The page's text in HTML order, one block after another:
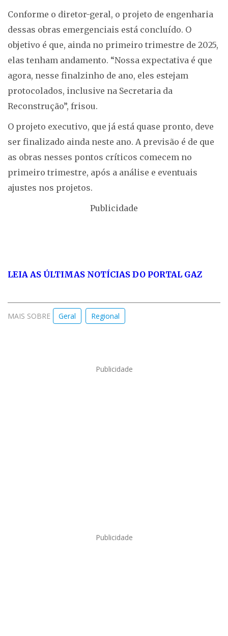
Conforme o diretor-geral, o projeto de engenharia
dessas obras emergenciais está concluído. O
objetivo é que, ainda no primeiro trimestre de 2025,
elas tenham andamento. “Nossa expectativa é que
agora, nesse finalzinho de ano, eles estejam
protocolados, inclusive na Secretaria da
Reconstrução”, frisou.
O projeto executivo, que já está quase pronto, deve
ser finalizado ainda neste ano. A previsão é de que
as obras nesses pontos críticos comecem no
primeiro trimestre, após a análise e eventuais
ajustes nos projetos.
Publicidade
LEIA AS ÚLTIMAS NOTÍCIAS DO PORTAL GAZ
MAIS SOBRE Geral Regional
Publicidade
Publicidade